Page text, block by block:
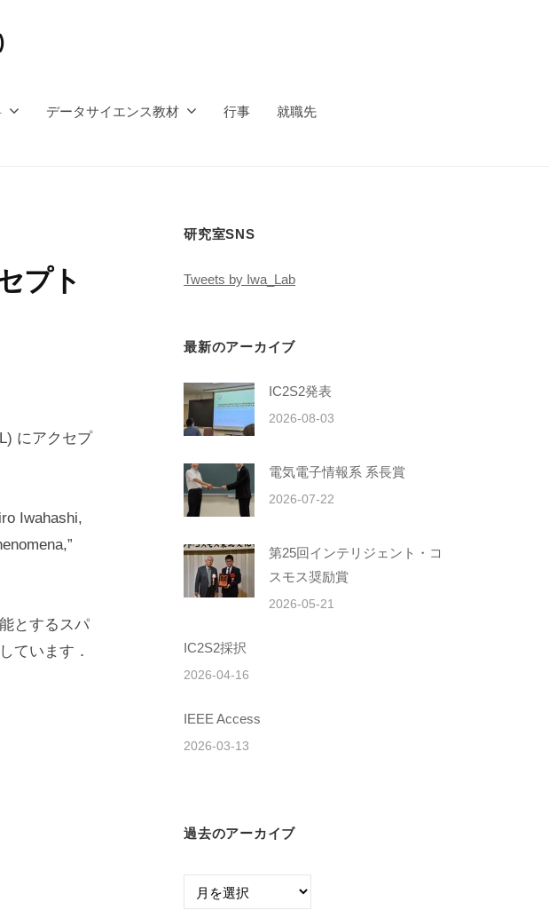
データサイエンス教材 行事 就職先
プト
にアクセプ
Iwahashi,
とするスパ
ています．
研究室SNS
Tweets by Iwa_Lab
最新のアーカイブ
IC2S2発表
2026-08-03
電気電子情報系 系長賞
2026-07-22
第25回インテリジェント・コ
スモス奨励賞
2026-05-21
IC2S2採択
2026-04-16
IEEE Access
2026-03-13
過去のアーカイブ
過